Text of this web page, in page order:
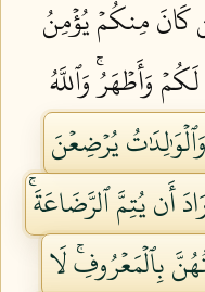
كَانَ مِنكُمۡ يُؤۡمِنُ
وَأَطۡهَرُۚ وَٱللَّهُ
يُرۡضِعۡنَ
أَن يُتِمَّ ٱلرَّضَاعَةَۚ
بِٱلۡمَعۡرُوفِۚ لَا